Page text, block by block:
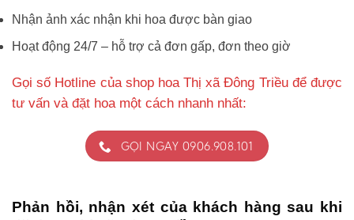
Nhận ảnh xác nhận khi hoa được bàn giao
Hoạt động 24/7 – hỗ trợ cả đơn gấp, đơn theo giờ
Gọi số Hotline của shop hoa Thị xã Đông Triều để được
tư vấn và đặt hoa một cách nhanh nhất:
GỌI NGAY 0906.908.101
Phản hồi, nhận xét của khách hàng sau khi